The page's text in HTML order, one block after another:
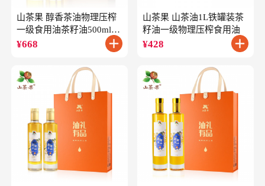
山茶果 醇香茶油物理压榨
一级食用油茶籽油500ml*2
礼盒
¥668
山茶果 山茶油1L铁罐装茶
籽油一级物理压榨食用油
¥428